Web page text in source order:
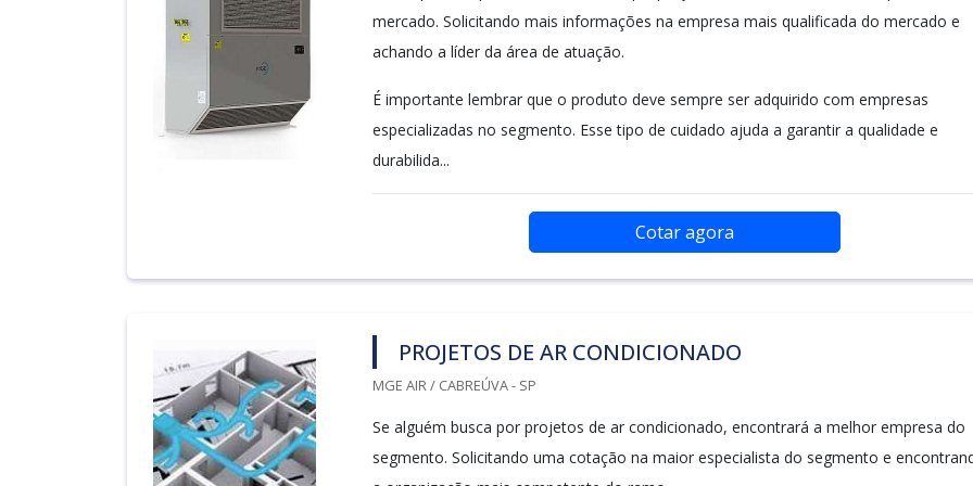
mercado. Solicitando mais informações na empresa mais qualificada do mercado e
achando a líder da área de atuação.
É importante lembrar que o produto deve sempre ser adquirido com empresas
especializadas no segmento. Esse tipo de cuidado ajuda a garantir a qualidade e
durabilida...
Cotar agora
PROJETOS DE AR CONDICIONADO
MGE AIR / CABREÚVA - SP
Se alguém busca por projetos de ar condicionado, encontrará a melhor empresa do
segmento. Solicitando uma cotação na maior especialista do segmento e